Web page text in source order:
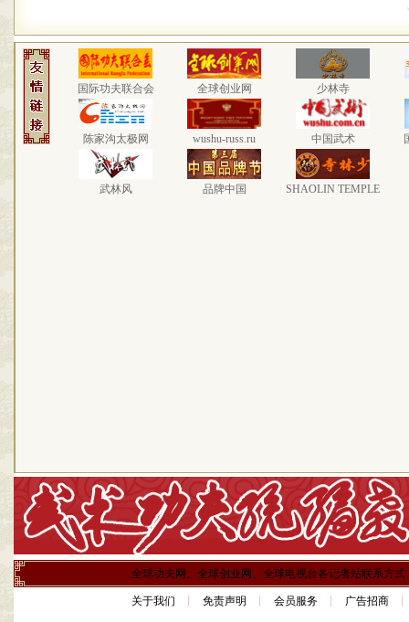
国际功夫联合会 全球创业网 少林寺
陈家沟太极网 wushu-russ.ru 中国武术
武林风 品牌中国 SHAOLIN TEMPLE
全球功夫网、全球创业网、全球电视台各记者站联系方式
关于我们 免责声明 会员服务 广告招商